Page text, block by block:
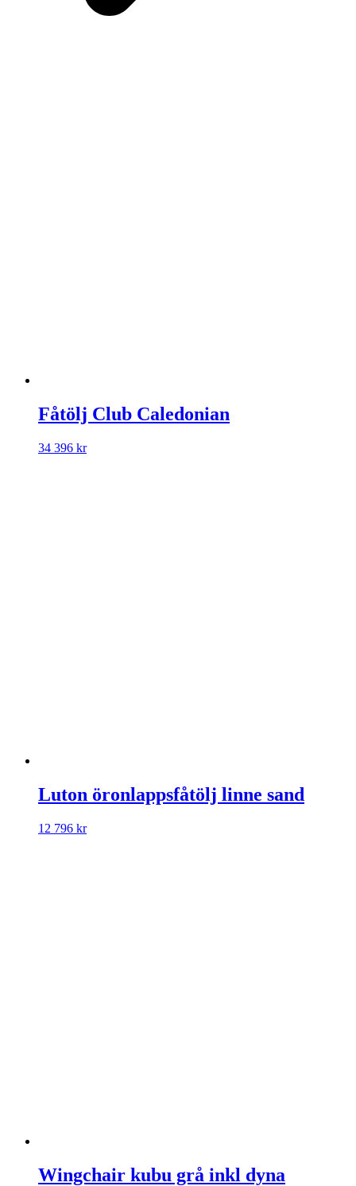
Fåtölj Club Caledonian
34 396 kr
Luton öronlappsfåtölj linne sand
12 796 kr
Wingchair kubu grå inkl dyna